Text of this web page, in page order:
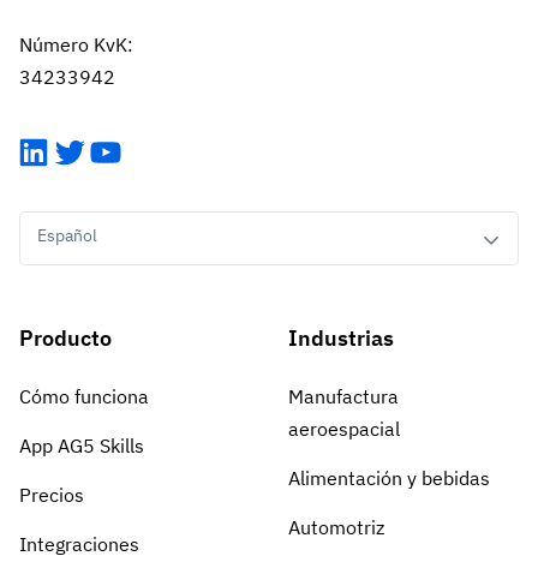
Número KvK:
34233942
LinkedIn
TwitterYouTube
Español
Producto
Cómo funciona
App AG5 Skills
Precios
Integraciones
Industrias
Manufactura
aeroespacial
Alimentación y bebidas
Automotriz